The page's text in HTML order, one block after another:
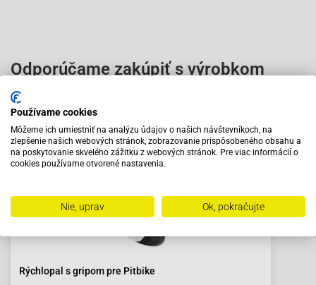
Odporúčame zakúpiť s výrobkom
Rýchlopal s gripom pre Pitbike
Používame cookies
Môžeme ich umiestniť na analýzu údajov o našich návštevníkoch, na
zlepšenie našich webových stránok, zobrazovanie prispôsobeného obsahu a
na poskytovanie skvelého zážitku z webových stránok. Pre viac informácií o
cookies používame otvorené nastavenia.
Nie, uprav Ok, pokračujte